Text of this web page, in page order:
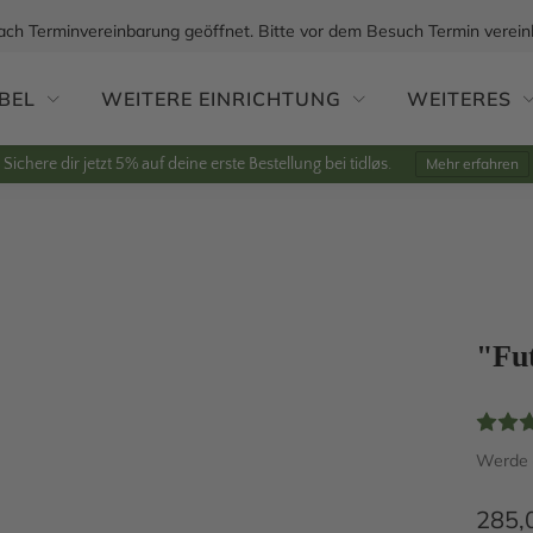
Terminvereinbarung geöffnet. Bitte vor dem Besuch Termin
WEITERE EINRICHTUNG WEITERES
Sichere dir jetzt 5% auf deine erste Bestellung bei tidløs. Mehr erfahren
Werde